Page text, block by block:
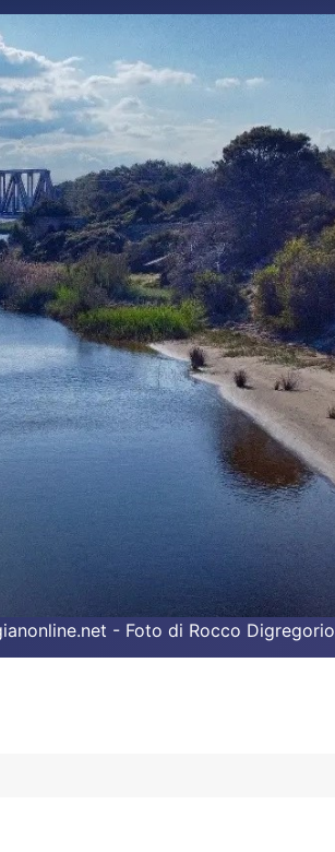
- Foto di Rocco Digregorio